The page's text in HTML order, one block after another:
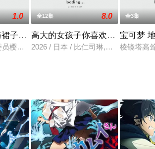
1.0
子长度不合规的JK的故事
樱大门每日的工作就是，负责开关校门与
全12集 8.0
高大的女孩子你喜欢吗？
2026 / 日本 / 比仁司琳,水城すい,夏
全3集
宝可梦
棱镜塔高